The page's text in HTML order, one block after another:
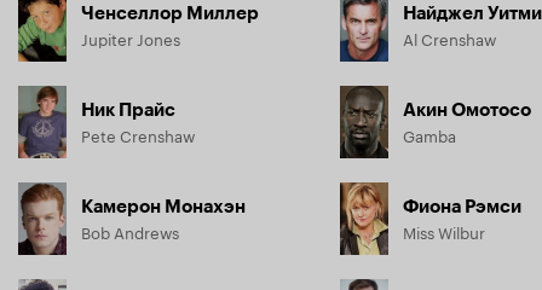
Ченселлор Миллер
Jupiter Jones
Ник Прайс
Pete Crenshaw
Камерон Монахэн
Bob Andrews
Найджел Уитми
Al Crenshaw
Акин Омотосо
Gamba
Фиона Рэмси
Miss Wilbur